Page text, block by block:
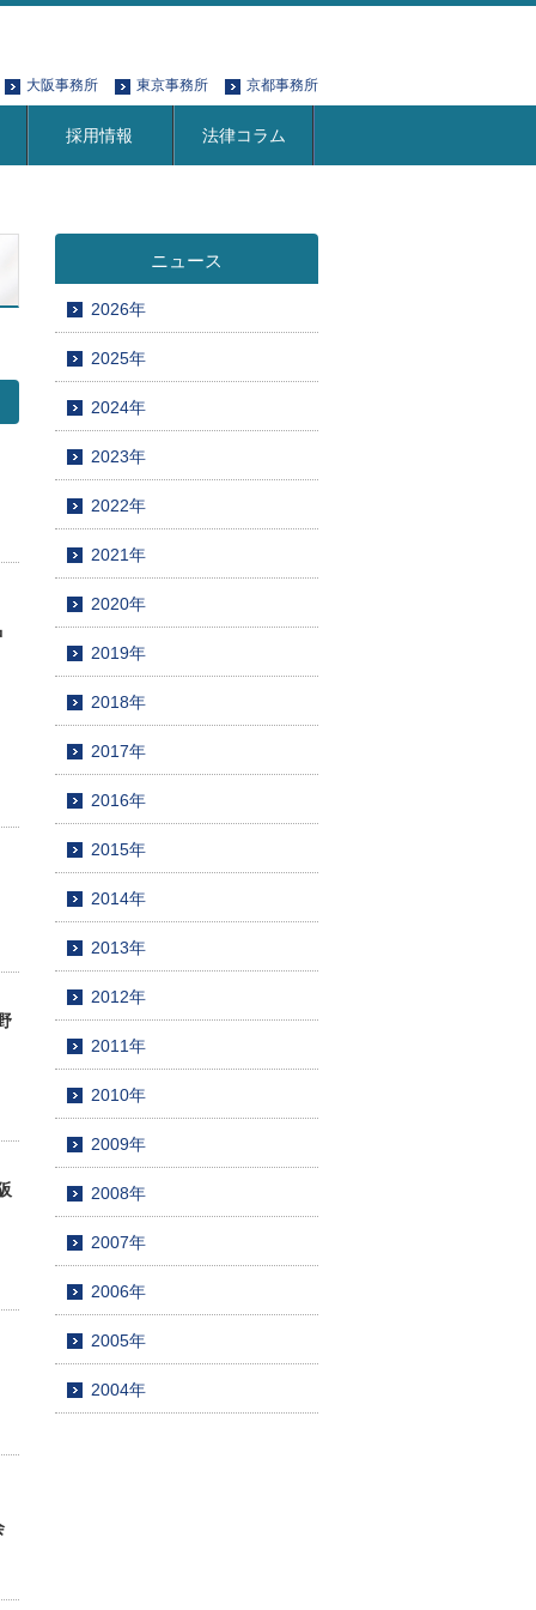
大阪事務所 東京事務所 京都事務所
採用情報 法律コラム
ニュース
2026年
2025年
2024年
2023年
2022年
2021年
2020年
2019年
2018年
2017年
2016年
2015年
2014年
2013年
2012年
2011年
2010年
2009年
2008年
2007年
2006年
2005年
2004年